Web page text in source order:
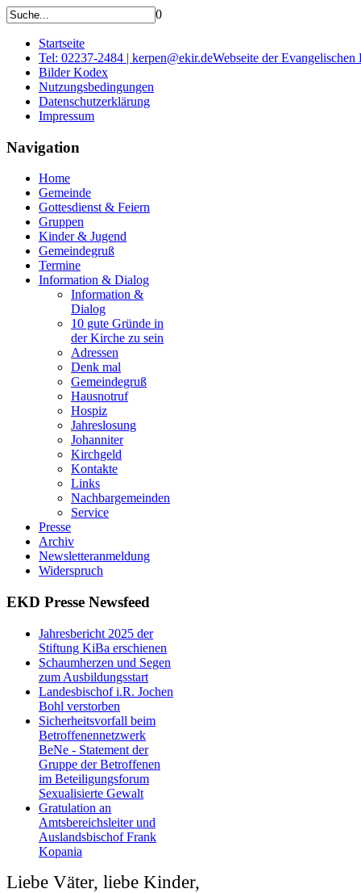
0
Startseite
Tel: 02237-2484 | kerpen@ekir.deWebseite der
Bilder Kodex
Nutzungsbedingungen
Datenschutzerklärung
Impressum
Navigation
Home
Gemeinde
Gottesdienst & Feiern
Gruppen
Kinder & Jugend
Gemeindegruß
Termine
Information & Dialog
Information &
Dialog
10 gute Gründe in
der Kirche zu sein
Adressen
Denk mal
Gemeindegruß
Hausnotruf
Hospiz
Jahreslosung
Johanniter
Kirchgeld
Kontakte
Links
Nachbargemeinden
Service
Presse
Archiv
Newsletteranmeldung
Widerspruch
EKD Presse Newsfeed
Jahresbericht 2025 der
Stiftung KiBa erschienen
Schaumherzen und Segen
zum Ausbildungsstart
Landesbischof i.R. Jochen
Bohl verstorben
Sicherheitsvorfall beim
Betroffenennetzwerk
BeNe - Statement der
Gruppe der Betroffenen
im Beteiligungsforum
Sexualisierte Gewalt
Gratulation an
Amtsbereichsleiter und
Auslandsbischof Frank
Kopania
Liebe Väter, liebe Kinder,